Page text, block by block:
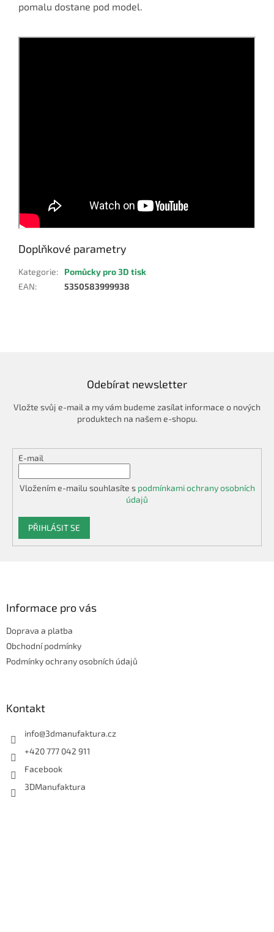
pomalu dostane pod model.
Doplňkové parametry
Kategorie:
Pomůcky pro 3D tisk
EAN: 5350583999938
Odebírat newsletter
Vložte svůj e-mail a my vám budeme zasílat informace o nových
produktech na našem e-shopu.
E-mail
Vložením e-mailu souhlasíte s podmínkami ochrany osobních
údajů
PŘIHLÁSIT SE
Informace pro vás
Doprava a platba
Obchodní podmínky
Podmínky ochrany osobních údajů
Kontakt
info@3dmanufaktura.cz
+420 777 042 911
Facebook
3DManufaktura